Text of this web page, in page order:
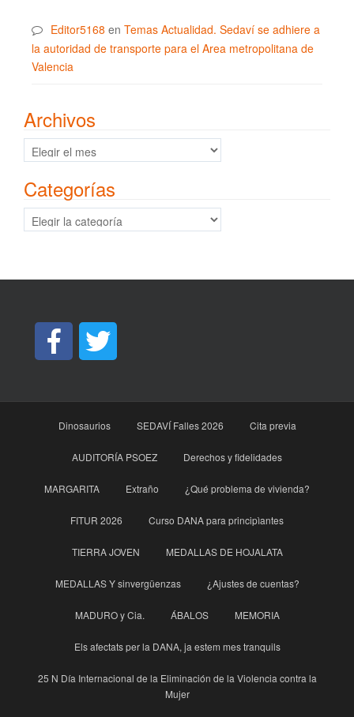
Editor5168 en Temas Actualidad. Sedaví se adhiere a
la autoridad de transporte para el Area metropolitana de
Valencia
Archivos
Archivos
Categorías
Categorías
Dinosaurios SEDAVÍ Falles 2026 Cita previa
AUDITORÍA PSOEZ Derechos y fidelidades
MARGARITA Extraño ¿Qué problema de vivienda?
FITUR 2026 Curso DANA para principìantes
TIERRA JOVEN MEDALLAS DE HOJALATA
MEDALLAS Y sinvergüenzas ¿Ajustes de cuentas?
MADURO y Cia. ÁBALOS MEMORIA
Els afectats per la DANA, ja estem mes tranquils
25 N Día Internacional de la Eliminación de la Violencia contra la
Mujer